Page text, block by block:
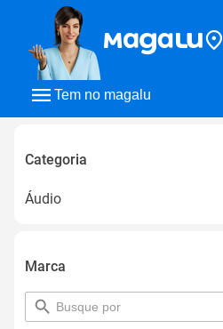
Tem no magalu
Categoria
Áudio
Marca
pesquisar
por